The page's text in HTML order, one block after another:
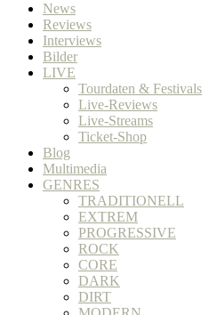
News
Reviews
Interviews
Bilder
LIVE
Tourdaten & Festivals
Live-Reviews
Live-Streams
Ticket-Shop
Blog
Multimedia
GENRES
TRADITIONELL
EXTREM
PROGRESSIVE
ROCK
CORE
DARK
DIRT